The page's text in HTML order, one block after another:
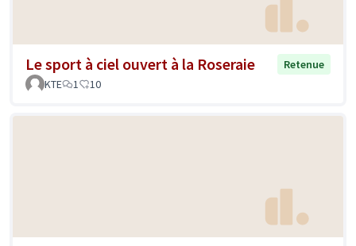
Le sport à ciel ouvert à la Roseraie
Retenue
KTE
1 10